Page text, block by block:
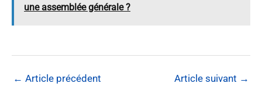
une assemblée générale ?
← Article précédent Article suivant →